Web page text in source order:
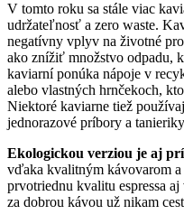
V tomto roku sa stále viac
udržateľnosť a zero waste.
negatívny vplyv na životné
ako znížiť množstvo odpadu,
kaviarní ponúka nápoje v
alebo vlastných hrnčekoch,
Niektoré kaviarne tiež
jednorazové príbory a
Ekologickou verziou je aj
vďaka kvalitným kávovarom
prvotriednu kvalitu espressa
za dobrou kávou už nikam